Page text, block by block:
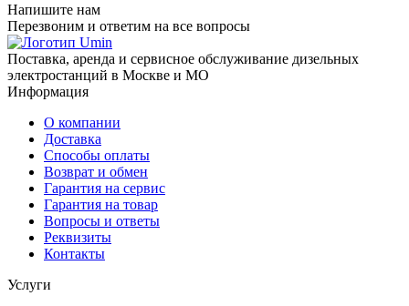
Напишите нам
Перезвоним и ответим на все вопросы
Поставка, аренда и сервисное обслуживание дизельных
электростанций в Москве и МО
Информация
О компании
Доставка
Способы оплаты
Возврат и обмен
Гарантия на сервис
Гарантия на товар
Вопросы и ответы
Реквизиты
Контакты
Услуги